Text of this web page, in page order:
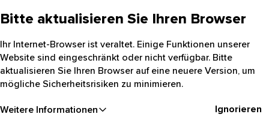
Bitte aktualisieren Sie Ihren Browser
Ihr Internet-Browser ist veraltet. Einige Funktionen unserer
Website sind eingeschränkt oder nicht verfügbar. Bitte
aktualisieren Sie Ihren Browser auf eine neuere Version, um
mögliche Sicherheitsrisiken zu minimieren.
Weitere Informationen Ignorieren